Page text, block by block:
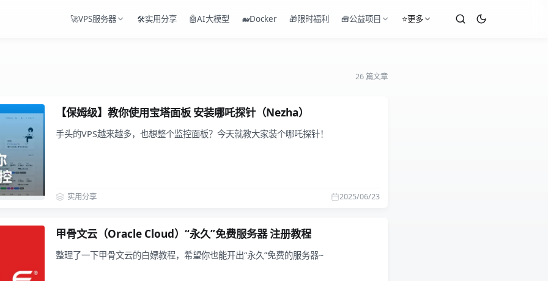
🚀VPS服务器 🛠️实用分享 🤖AI大模型 🐋Docker 🎁限时福利 🧰公益项目 ⭐更多
26 篇文章
【保姆级】教你使用宝塔面板 安装哪吒探针（Nezha）
手头的VPS越来越多，也想整个监控面板？今天就教大家装个哪吒探针！
2025/06/23
实用分享
甲骨文云（Oracle Cloud）“永久”免费服务器 注册教程
整理了一下甲骨文云的白嫖教程，希望你也能开出“永久”免费的服务器~